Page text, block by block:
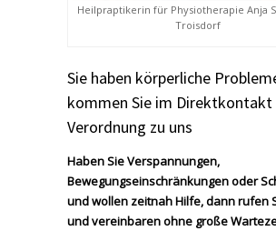
Heilpraptikerin für Physiotherapie Anja
Troisdorf
Sie haben körperliche
kommen Sie im Direktkontakt
Verordnung zu uns
Haben Sie Verspannungen,
Bewegungseinschränkungen oder
und wollen zeitnah Hilfe, dann rufen
und vereinbaren ohne große